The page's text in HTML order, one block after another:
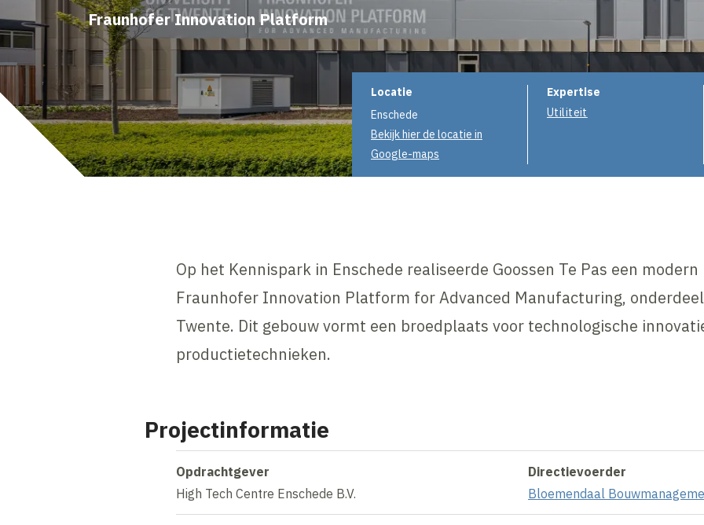
Fraunhofer Innovation Platform
Projectinformatie
Locatie
Enschede
Bekijk hier de locatie in
Google-maps
Expertise
Utiliteit
Op het Kennispark in Enschede realiseerde Goossen Te Pas een
Fraunhofer Innovation Platform for Advanced Manufacturing,
Twente. Dit gebouw vormt een broedplaats voor technologische
productietechnieken.
Projectinformatie
Opdrachtgever
High Tech Centre Enschede B.V.
Directievoerder
Bloemendaal